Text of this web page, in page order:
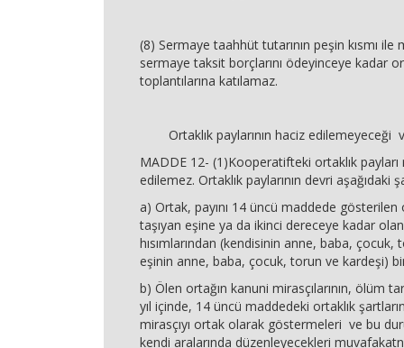
(8) Sermaye taahhüt tutarının peşin kısmı
sermaye taksit borçlarını ödeyinceye kadar
toplantılarına katılamaz.
Ortaklık paylarının haciz edilemeyeceği
MADDE 12- (1)Kooperatifteki ortaklık payları
edilemez. Ortaklık paylarının devri aşağıdaki
a) Ortak, payını 14 üncü maddede gösterilen
taşıyan eşine ya da ikinci dereceye kadar
hısımlarından (kendisinin anne, baba, çocuk,
eşinin anne, baba, çocuk, torun ve kardeşi)
b) Ölen ortağın kanuni mirasçılarının, ölüm
yıl içinde, 14 üncü maddedeki ortaklık
mirasçıyı ortak olarak göstermeleri ve bu
kendi aralarında düzenleyecekleri